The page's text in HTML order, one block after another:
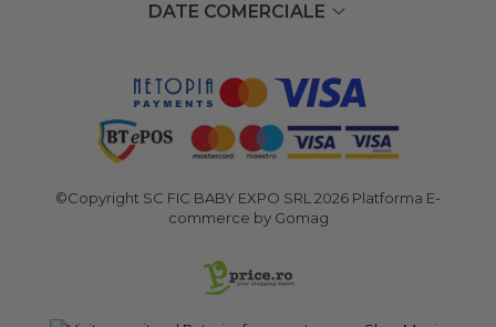
DATE COMERCIALE
©Copyright SC FIC BABY EXPO SRL 2026 Platforma E-
commerce by Gomag